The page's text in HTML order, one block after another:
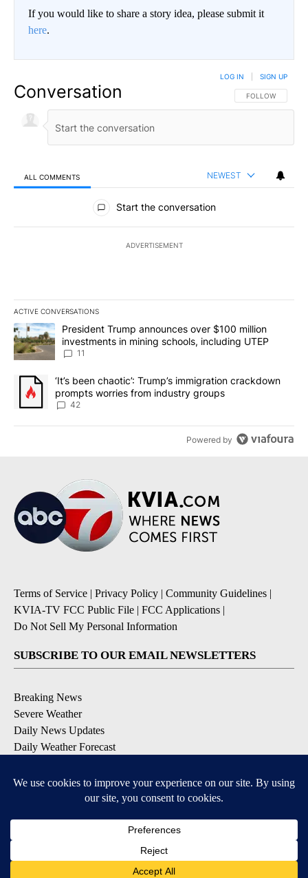
If you would like to share a story idea, please submit it
here.
Conversation FOLLOW THIS
FOLLOW
LOG IN SIGN UP
ALL COMMENTS NEWEST
All Comments
Start the conversation
ADVERTISEMENT
ACTIVE CONVERSATIONS
The following is a list of the most commented articles in the last
A trending article titled "President Trump announces over $100
President Trump announces over $100 million
investments in mining schools, including UTEP
11
A trending article titled "‘It’s been chaotic’: Trump’s
‘It’s been chaotic’: Trump’s immigration crackdown
prompts worries from industry groups
42
Powered by
Terms of Service | Privacy Policy | Community Guidelines |
KVIA-TV FCC Public File | FCC Applications |
Do Not Sell My Personal Information
SUBSCRIBE TO OUR EMAIL NEWSLETTERS
Breaking News
Severe Weather
Daily News Updates
Daily Weather Forecast
Contests & Promotions
Available for iOS and Android